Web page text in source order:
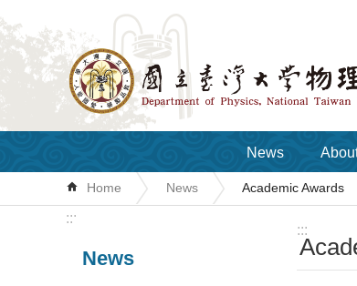
Skip to main content
News
Home News Academic Awards
:::
News
:::